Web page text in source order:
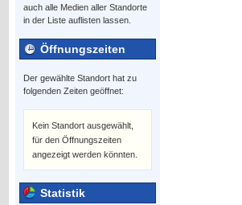
auch alle Medien aller Standorte
in der Liste auflisten lassen.
Öffnungszeiten
Der gewählte Standort hat zu
folgenden Zeiten geöffnet:
Kein Standort ausgewählt,
für den Öffnungszeiten
angezeigt werden könnten.
Statistik